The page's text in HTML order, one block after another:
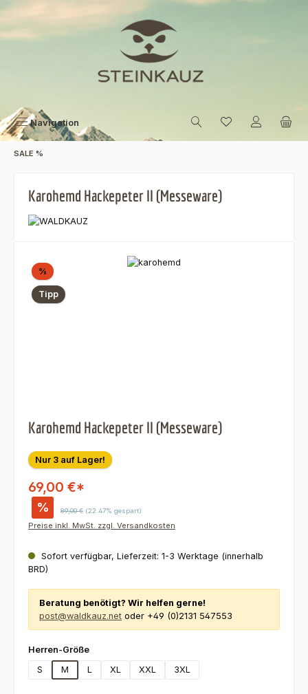
Zum Hauptinhalt springen
Navigation
SALE %
Karohemd Hackepeter II (Messeware)
Bildergalerie überspringen
% Rabatt
Tipp
Karohemd Hackepeter II (Messeware)
Nur 3 auf Lager!
69,00 €*
% Regulärer Preis:
89,00 € (22.47% gespart)
Preise inkl. MwSt. zzgl. Versandkosten
Sofort verfügbar, Lieferzeit: 1-3 Werktage (innerhalb
BRD)
Beratung benötigt? Wir helfen gerne!
post@waldkauz.net oder +49 (0)2131 547553
Herren-Größeauswählen
S
M L XL XXL 3XL